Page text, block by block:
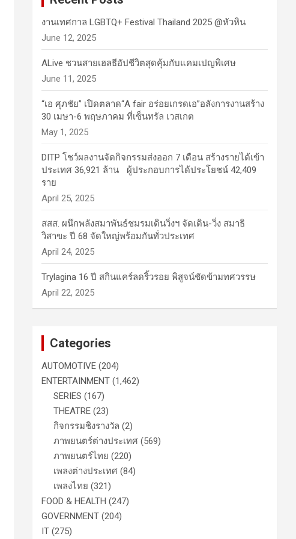
งานเทศกาล LGBTQ+ Festival Thailand 2025 @หัวหิน
June 12, 2025
ALive ชวนสายเฮลธีอัปชีวิตสุดคุ้มกับแคมเปญพิเศษ
June 11, 2025
“เอ ศุภชัย” เปิดตลาด“A fair อร่อยเกรดเอ”อลังการงานสร้าง
30 เมษา-6 พฤษภาคม ที่เซ็นทรัล เวสเกต
May 1, 2025
DITP โชว์ผลงานจัดกิจกรรมส่งออก 7 เดือน สร้างรายได้เข้า
ประเทศ 36,921 ล้าน ผู้ประกอบการได้ประโยชน์ 42,409
ราย
April 25, 2025
สสส. ผนึกพลังสมาพันธ์ชมรมเดินวิ่งฯ จัดเดิน-วิ่ง สมาธิ
วิสาขะ ปี 68 จัดใหญ่พร้อมกันทั่วประเทศ
April 24, 2025
Trylagina 16 ปี สกินแคร์ลดริ้วรอย พิสูจน์ชัดข้ามทศวรรษ
April 22, 2025
Categories
AUTOMOTIVE (204)
ENTERTAINMENT (1,462)
SERIES (167)
THEATRE (23)
กิจกรรมชิงรางวัล (2)
ภาพยนตร์ต่างประเทศ (569)
ภาพยนตร์ไทย (220)
เพลงต่างประเทศ (84)
เพลงไทย (321)
FOOD & HEALTH (247)
GOVERNMENT (204)
IT (275)